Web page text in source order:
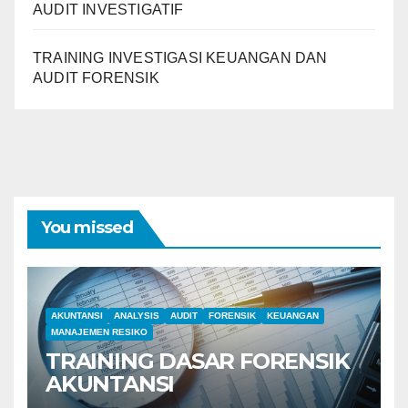
AUDIT INVESTIGATIF
TRAINING INVESTIGASI KEUANGAN DAN
AUDIT FORENSIK
You missed
AKUNTANSI ANALYSIS AUDIT FORENSIK
KEUANGAN
MANAJEMEN RESIKO
TRAINING DASAR FORENSIK
AKUNTANSI